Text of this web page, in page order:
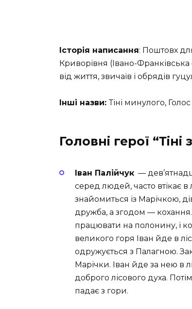
Історія написання: Поштовх
Криворівня (Івано-Франківська
від життя, звичаїв і обрядів
Інші назви:Тіні минулого,
Головні герої
Іван Палійчук —
серед людей, часто втікає в
знайомиться із Марічкою,
дружба, а згодом —
працювати на полонину, і
великого горя Іван йде в
одружується з Палагною.
Марічки. Іван йде за нею в
доброго лісового духа.
падає з гори.